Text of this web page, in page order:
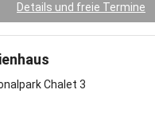
Walken, Familienurlaub,
Orte im Bayerischen
die sonnige Höhenlage
Details und freie Termine
Chalet 3